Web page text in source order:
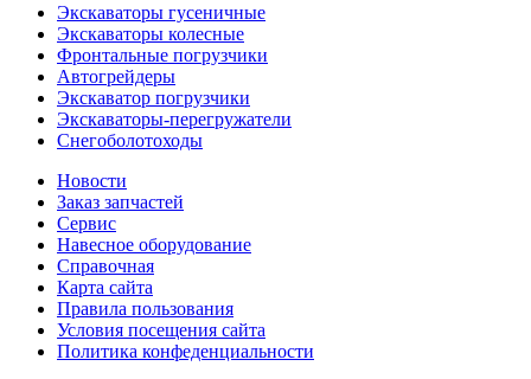
Экскаваторы гусеничные
Экскаваторы колесные
Фронтальные погрузчики
Автогрейдеры
Экскаватор погрузчики
Экскаваторы-перегружатели
Снегоболотоходы
Новости
Заказ запчастей
Сервис
Навесное оборудование
Справочная
Карта сайта
Правила пользования
Условия посещения сайта
Политика конфеденциальности